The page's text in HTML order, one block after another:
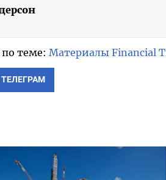
теме: Материалы Financial